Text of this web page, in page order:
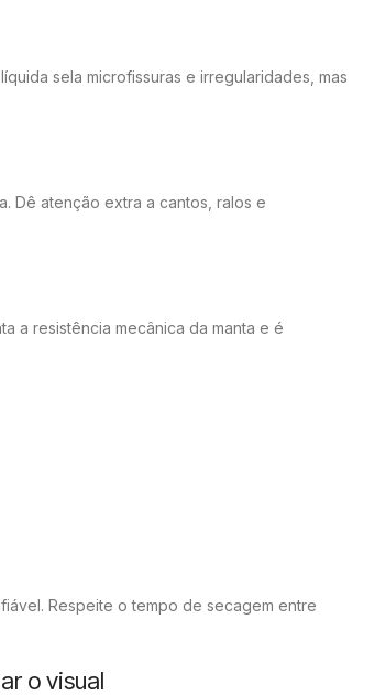
sela microfissuras e irregularidades, mas
Dê atenção extra a cantos, ralos e
a resistência mecânica da manta e é
Respeite o tempo de secagem entre
o visual